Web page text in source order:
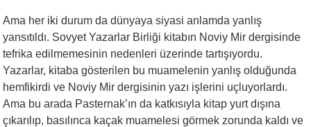
Ama her iki durum da dünyaya siyasi anlamda yanlış
yansıtıldı. Sovyet Yazarlar Birliği kitabın Noviy Mir dergisinde
tefrika edilmemesinin nedenleri üzerinde tartışıyordu.
Yazarlar, kitaba gösterilen bu muamelenin yanlış olduğunda
hemfikirdi ve Noviy Mir dergisinin yazı işlerini uçluyorlardı.
Ama bu arada Pasternak’ın da katkısıyla kitap yurt dışına
çıkarılıp, basılınca kaçak muamelesi görmek zorunda kaldı ve